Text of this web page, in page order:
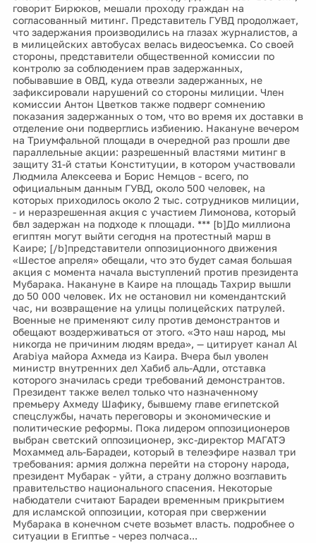
говорит Бирюков, мешали проходу граждан на
согласованный митинг. Представитель ГУВД продолжает,
что задержания производились на глазах журналистов, а
в милицейских автобусах велась видеосъемка. Со своей
стороны, представители общественной комиссии по
контролю за соблюдением прав задержанных,
побывавшие в ОВД, куда отвезли задержанных, не
зафиксировали нарушений со стороны милиции. Член
комиссии Антон Цветков также подверг сомнению
показания задержанных о том, что во время их доставки в
отделение они подверглись избиению. Накануне вечером
на Триумфальной площади в очередной раз прошли две
параллельные акции: разрешенный властями митинг в
защиту 31-й статьи Конституции, в котором участвовали
Людмила Алексеева и Борис Немцов - всего, по
официальным данным ГУВД, около 500 человек, на
которых приходилось около 2 тыс. сотрудников милиции,
- и неразрешенная акция с участием Лимонова, который
бвл задержан на подходе к площади. *** [b]До миллиона
египтян могут выйти сегодня на протестный марш в
Каире; [/b]представители оппозиционного движения
«Шестое апреля» обещали, что это будет самая большая
акция с момента начала выступлений против президента
Мубарака. Накануне в Каире на площадь Тахрир вышли
до 50 000 человек. Их не остановил ни комендантский
час, ни возвращение на улицы полицейских патрулей.
Военные не применяют силу против демонстрантов и
обещают воздерживаться от этого. «Это наш народ, мы
никогда не причиним людям вреда», — цитирует канал Al
Arabiya майора Ахмеда из Каира. Вчера был уволен
министр внутренних дел Хабиб аль-Адли, отставка
которого значилась среди требований демонстрантов.
Президент также велел только что назначенному
премьеру Ахмеду Шафику, бывшему главе египетской
спецслужбы, начать переговоры и экономические и
политические реформы. Пока лидером оппозиционеров
выбран светский оппозиционер, экс-директор МАГАТЭ
Мохаммед аль-Барадеи, который в телеэфире назвал три
требования: армия должна перейти на сторону народа,
президент Мубарак - уйти, а страну должно возглавить
правительство национального спасения. Некоторые
набюдатели считают Барадеи временным прикрытием
для исламской оппозиции, которая при свержении
Мубарака в конечном счете возьмет власть. подробнее о
ситуации в Египтье - через полчаса...